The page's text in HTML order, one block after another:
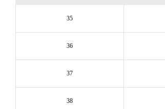
35
36
37
38